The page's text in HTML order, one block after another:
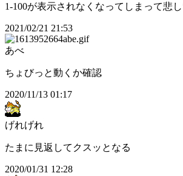
1-100が表示されなくなってしまって悲し
2021/02/21 21:53
あべ
ちょびっと動くか確認
2020/11/13 01:17
げれげれ
たまに見返してクスッとなる
2020/01/31 12:28